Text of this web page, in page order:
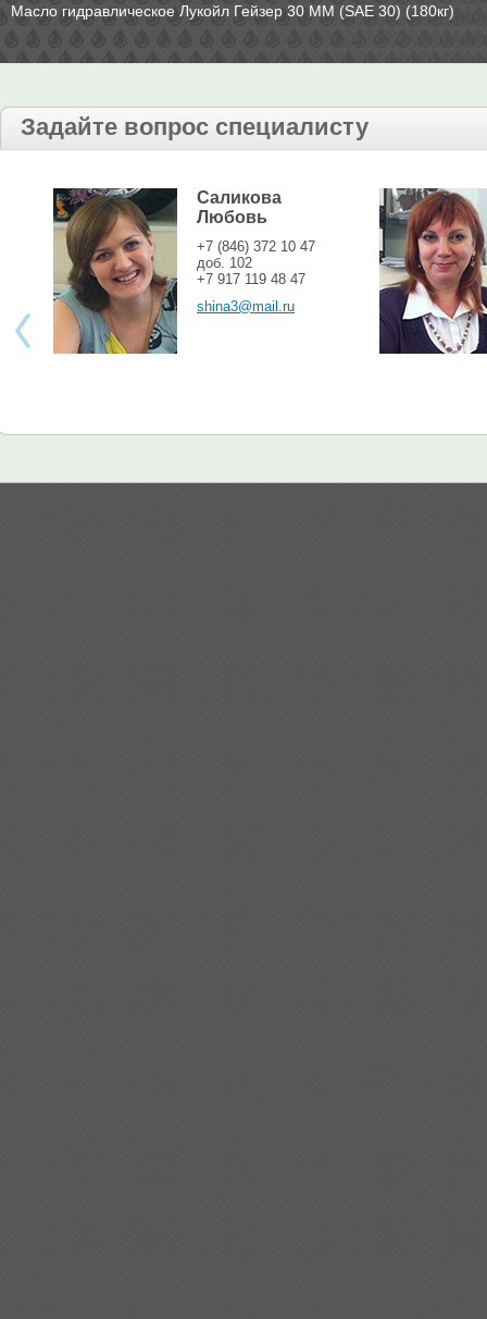
Масло гидравлическое Лукойл Гейзер 30 ММ (SAE 30) (180кг)
Задайте вопрос специалисту
Саликова
Любовь
+7 (846) 372 10 47
доб. 102
+7 917 119 48 47
shina3@mail.ru